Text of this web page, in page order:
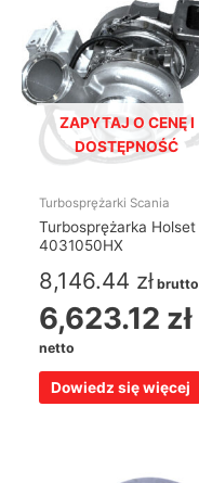
ZAPYTAJ O CENĘ I
DOSTĘPNOŚĆ
Turbosprężarki Scania
Turbosprężarka Holset
4031050HX
8,146.44 zł brutto
6,623.12 zł
netto
Dowiedz się więcej